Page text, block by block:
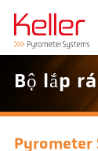
Bộ lắp
Pyrometer